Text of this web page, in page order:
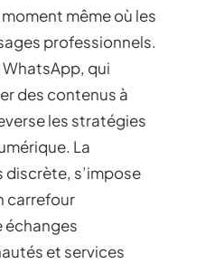
même où les
professionnels.
WhatsApp, qui
des contenus à
les stratégies
La
s’impose
carrefour
échanges
et services